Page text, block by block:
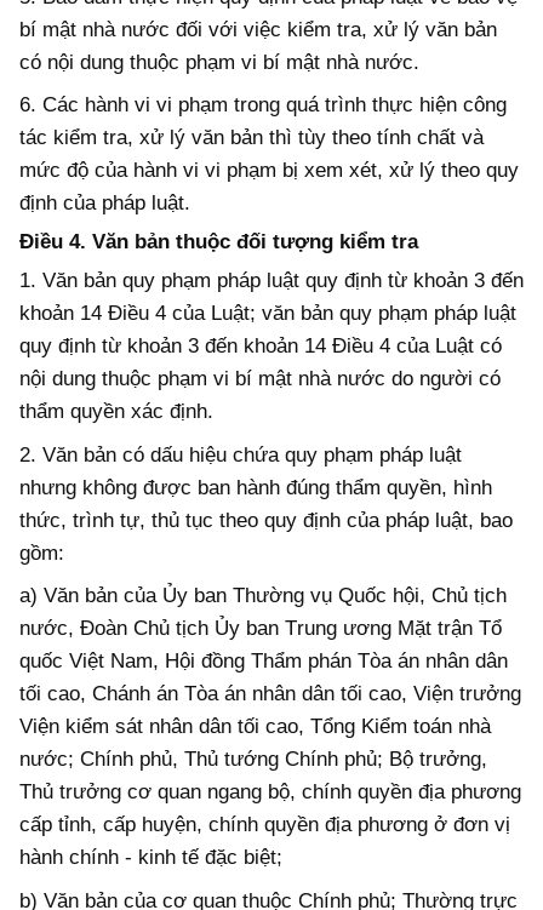
bí mật nhà nước đối với việc kiểm tra, xử lý văn bản
có nội dung thuộc phạm vi bí mật nhà nước.
6. Các hành vi vi phạm trong quá trình thực hiện công
tác kiểm tra, xử lý văn bản thì tùy theo tính chất và
mức độ của hành vi vi phạm bị xem xét, xử lý theo quy
định của pháp luật.
Điều 4. Văn bản thuộc đối tượng kiểm tra
1. Văn bản quy phạm pháp luật quy định từ khoản 3 đến
khoản 14 Điều 4 của Luật; văn bản quy phạm pháp luật
quy định từ khoản 3 đến khoản 14 Điều 4 của Luật có
nội dung thuộc phạm vi bí mật nhà nước do người có
thẩm quyền xác định.
2. Văn bản có dấu hiệu chứa quy phạm pháp luật
nhưng không được ban hành đúng thẩm quyền, hình
thức, trình tự, thủ tục theo quy định của pháp luật, bao
gồm:
a) Văn bản của Ủy ban Thường vụ Quốc hội, Chủ tịch
nước, Đoàn Chủ tịch Ủy ban Trung ương Mặt trận Tổ
quốc Việt Nam, Hội đồng Thẩm phán Tòa án nhân dân
tối cao, Chánh án Tòa án nhân dân tối cao, Viện trưởng
Viện kiểm sát nhân dân tối cao, Tổng Kiểm toán nhà
nước; Chính phủ, Thủ tướng Chính phủ; Bộ trưởng,
Thủ trưởng cơ quan ngang bộ, chính quyền địa phương
cấp tỉnh, cấp huyện, chính quyền địa phương ở đơn vị
hành chính - kinh tế đặc biệt;
b) Văn bản của cơ quan thuộc Chính phủ; Thường trực